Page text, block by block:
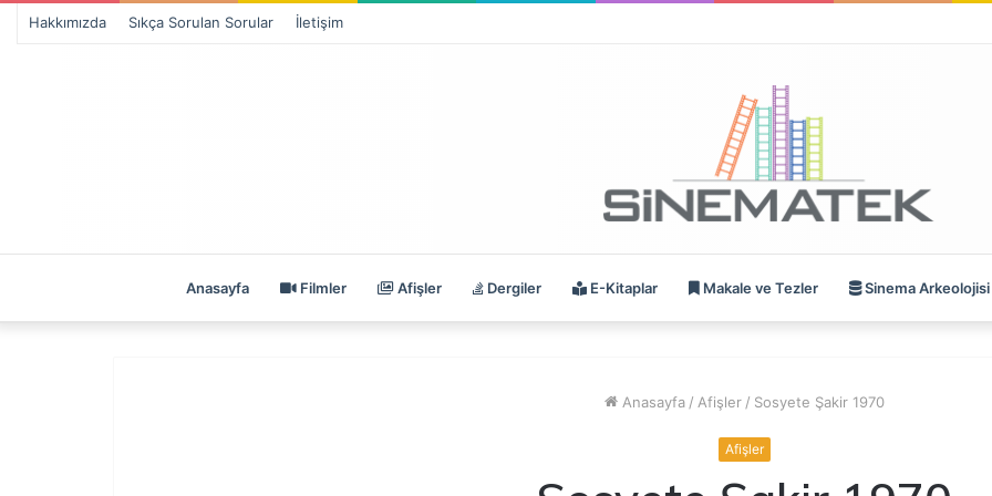
Hakkımızda Sıkça Sorulan Sorular İletişim
Anasayfa Filmler Afişler Dergiler E-Kitaplar Makale ve Tezler Sinema Arkeolojisi
Anasayfa / Afişler / Sosyete Şakir 1970
Afişler